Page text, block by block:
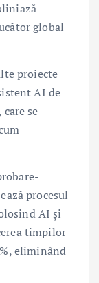
global
proiecte
AI de
se
procesul
AI și
timpilor
eliminând